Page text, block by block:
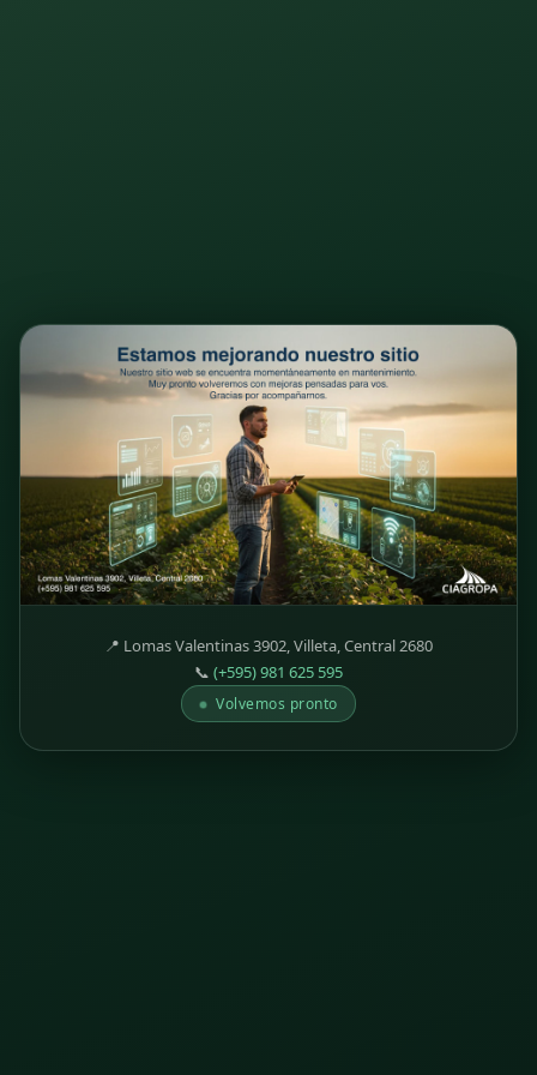
📍 Lomas Valentinas 3902, Villeta, Central 2680
📞 (+595) 981 625 595
Volvemos pronto